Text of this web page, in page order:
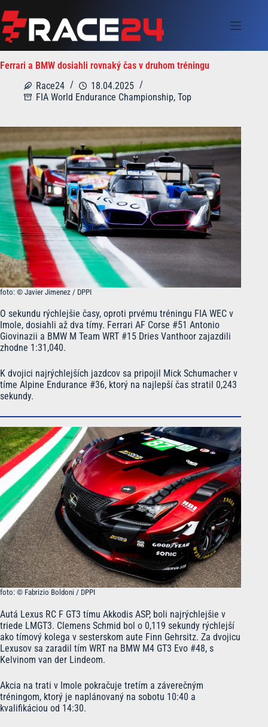
to
content
Ferrari a BMW dosiahli rovnaký čas v druhom tréningu
Race24
18.04.2025
FIA World Endurance Championship, Top
foto: © Javier Jimenez / DPPI
O sekundu rýchlejšie časy, oproti prvému tréningu FIA WEC v
Imole, dosiahli až dva tímy. Ferrari AF Corse #51 Antonio
Giovinazii a BMW M Team WRT #15 Dries Vanthoor zajazdili
zhodne 1:31,040.
K dvojici najrýchlejších jazdcov sa pripojil Mick Schumacher v
tíme Alpine Endurance #36, ktorý na najlepší čas stratil 0,243
sekundy.
foto: © Fabrizio Boldoni / DPPI
Autá Lexus RC F GT3 tímu Akkodis ASP, boli najrýchlejšie v
triede LMGT3. Clemens Schmid bol o 0,119 sekundy rýchlejší
ako tímový kolega v sesterskom aute Finn Gehrsitz. Za dvojicu
Lexusov sa zaradil tím WRT na BMW M4 GT3 Evo #48, s
Kelvinom van der Lindeom.
Akcia na trati v Imole pokračuje tretím a záverečným
tréningom, ktorý je naplánovaný na sobotu 10:40 a
kvalifikáciou od 14:30.